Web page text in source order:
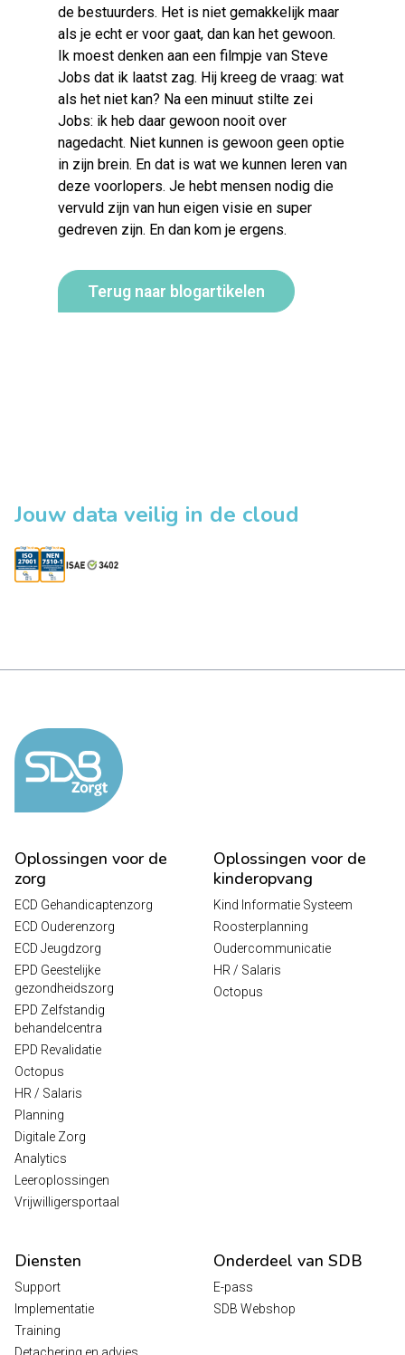
de bestuurders. Het is niet gemakkelijk maar
als je echt er voor gaat, dan kan het gewoon.
Ik moest denken aan een filmpje van Steve
Jobs dat ik laatst zag. Hij kreeg de vraag: wat
als het niet kan? Na een minuut stilte zei
Jobs: ik heb daar gewoon nooit over
nagedacht. Niet kunnen is gewoon geen optie
in zijn brein. En dat is wat we kunnen leren van
deze voorlopers. Je hebt mensen nodig die
vervuld zijn van hun eigen visie en super
gedreven zijn. En dan kom je ergens.
Terug naar blogartikelen
Jouw data veilig in de cloud
Oplossingen voor de
zorg
ECD Gehandicaptenzorg
ECD Ouderenzorg
ECD Jeugdzorg
EPD Geestelijke
gezondheidszorg
EPD Zelfstandig
behandelcentra
EPD Revalidatie
Octopus
HR / Salaris
Planning
Digitale Zorg
Analytics
Leeroplossingen
Vrijwilligersportaal
Oplossingen voor de
kinderopvang
Kind Informatie Systeem
Roosterplanning
Oudercommunicatie
HR / Salaris
Octopus
Diensten
Support
Implementatie
Training
Onderdeel van SDB
E-pass
SDB Webshop